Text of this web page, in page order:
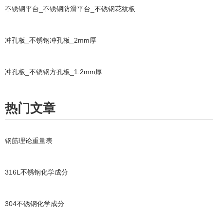
不锈钢平台_不锈钢防滑平台_不锈钢花纹板
冲孔板_不锈钢冲孔板_2mm厚
冲孔板_不锈钢方孔板_1.2mm厚
热门文章
钢筋理论重量表
316L不锈钢化学成分
304不锈钢化学成分